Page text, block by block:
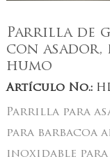
Parrilla de
con asador,
humo
Artículo No.:
Parrilla para
para barbacoa
inoxidable